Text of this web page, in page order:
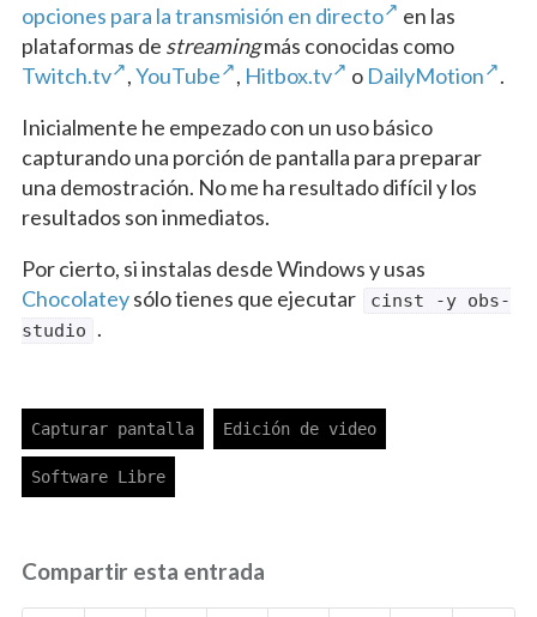
opciones para la transmisión en directo
en las
plataformas de streamingmás conocidas como
Twitch.tv
,YouTube , Hitbox.tv o DailyMotion
.
Inicialmente he empezado con un uso básico
capturando una porción de pantalla para preparar
una demostración. No me ha resultado difícil y los
resultados son inmediatos.
Por cierto, si instalas desde Windows y usas
Chocolateysólo tienes que ejecutar
cinst -y obs-
studio
.
Compartir esta entrada